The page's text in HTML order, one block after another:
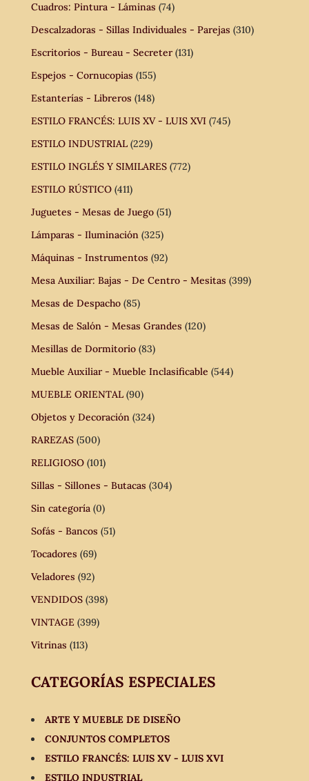
Cuadros: Pintura - Láminas (74)
Descalzadoras - Sillas Individuales - Parejas (310)
Escritorios - Bureau - Secreter (131)
Espejos - Cornucopias (155)
Estanterías - Libreros (148)
ESTILO FRANCÉS: LUIS XV - LUIS XVI (745)
ESTILO INDUSTRIAL (229)
ESTILO INGLÉS Y SIMILARES (772)
ESTILO RÚSTICO (411)
Juguetes - Mesas de Juego (51)
Lámparas - Iluminación (325)
Máquinas - Instrumentos (92)
Mesa Auxiliar: Bajas - De Centro - Mesitas (399)
Mesas de Despacho (85)
Mesas de Salón - Mesas Grandes (120)
Mesillas de Dormitorio (83)
Mueble Auxiliar - Mueble Inclasificable (544)
MUEBLE ORIENTAL (90)
Objetos y Decoración (324)
RAREZAS (500)
RELIGIOSO (101)
Sillas - Sillones - Butacas (304)
Sin categoría (0)
Sofás - Bancos (51)
Tocadores (69)
Veladores (92)
VENDIDOS (398)
VINTAGE (399)
Vitrinas (113)
CATEGORÍAS ESPECIALES
ARTE Y MUEBLE DE DISEÑO
CONJUNTOS COMPLETOS
ESTILO FRANCÉS: LUIS XV - LUIS XVI
ESTILO INDUSTRIAL